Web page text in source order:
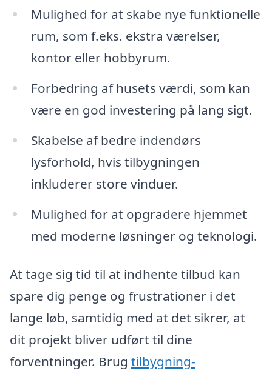
Mulighed for at skabe nye funktionelle
rum, som f.eks. ekstra værelser,
kontor eller hobbyrum.
Forbedring af husets værdi, som kan
være en god investering på lang sigt.
Skabelse af bedre indendørs
lysforhold, hvis tilbygningen
inkluderer store vinduer.
Mulighed for at opgradere hjemmet
med moderne løsninger og teknologi.
At tage sig tid til at indhente tilbud kan
spare dig penge og frustrationer i det
lange løb, samtidig med at det sikrer, at
dit projekt bliver udført til dine
forventninger. Brug tilbygning-